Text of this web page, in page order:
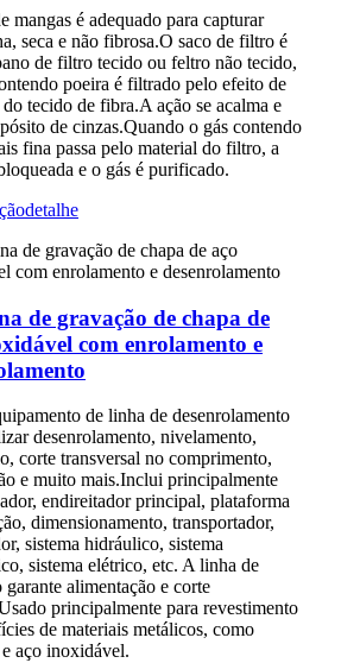
mangas é adequado para capturar
seca e não fibrosa.O saco de filtro é
de filtro tecido ou feltro não tecido,
poeira é filtrado pelo efeito de
tecido de fibra.A ação se acalma e
de cinzas.Quando o gás contendo
fina passa pelo material do filtro, a
e o gás é purificado.
detalhe
de gravação de chapa de
com enrolamento e
de linha de desenrolamento
desenrolamento, nivelamento,
corte transversal no comprimento,
e muito mais.Inclui principalmente
endireitador principal, plataforma
dimensionamento, transportador,
sistema hidráulico, sistema
sistema elétrico, etc. A linha de
garante alimentação e corte
principalmente para revestimento
de materiais metálicos, como
aço inoxidável.